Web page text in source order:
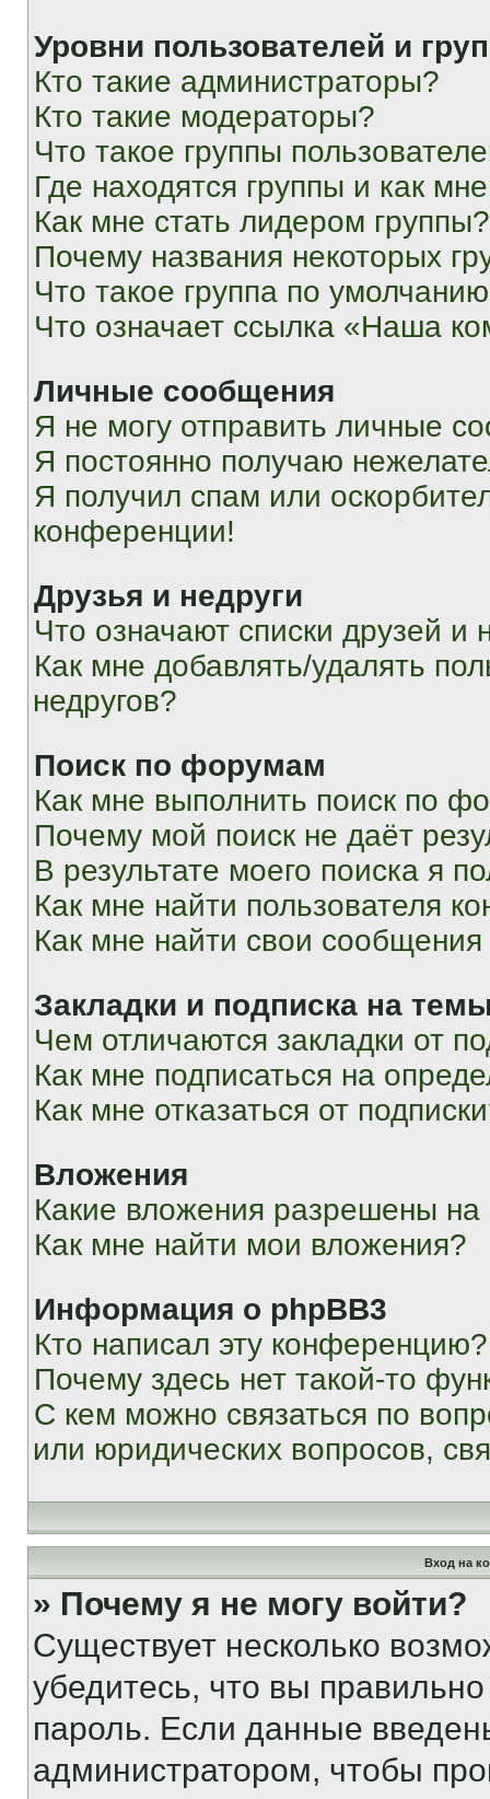
Уровни пользователей и
Кто такие администраторы?
Кто такие модераторы?
Что такое группы
Где находятся группы и как
Как мне стать лидером группы?
Почему названия некоторых
Что такое группа по
Что означает ссылка «Наша
Личные сообщения
Я не могу отправить личные
Я постоянно получаю
Я получил спам или
конференции!
Друзья и недруги
Что означают списки друзей и
Как мне добавлять/удалять
недругов?
Поиск по форумам
Как мне выполнить поиск по
Почему мой поиск не даёт
В результате моего поиска я
Как мне найти пользователя
Как мне найти свои
Закладки и подписка на
Чем отличаются закладки от
Как мне подписаться на
Как мне отказаться от
Вложения
Какие вложения разрешены
Как мне найти мои вложения?
Информация о phpBB3
Кто написал эту конференцию?
Почему здесь нет такой-то
С кем можно связаться по
или юридических вопросов,
Вход на
» Почему я не могу войти?
Существует несколько
убедитесь, что вы
пароль. Если данные
администратором, чтобы